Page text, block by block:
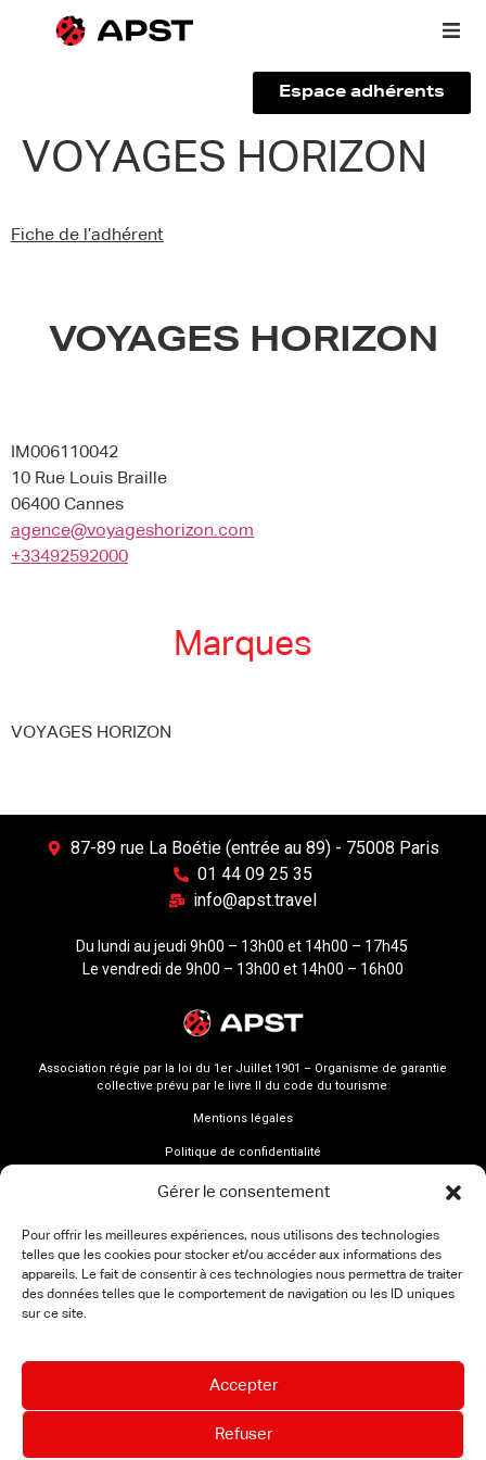
Gérer le consentement
Pour offrir les meilleures expériences, nous utilisons des technologies
telles que les cookies pour stocker et/ou accéder aux informations des
appareils. Le fait de consentir à ces technologies nous permettra de traiter
des données telles que le comportement de navigation ou les ID uniques
sur ce site.
Accepter
Refuser
Qui sommes-nous ?
Espace adhérents
VOYAGES HORIZON
Fiche de l’adhérent
VOYAGES HORIZON
IM006110042
10 Rue Louis Braille
06400 Cannes
agence@voyageshorizon.com
+33492592000
Marques
VOYAGES HORIZON
87-89 rue La Boétie (entrée au 89) - 75008 Paris
01 44 09 25 35
info@apst.travel
Du lundi au jeudi 9h00 – 13h00 et 14h00 – 17h45
Le vendredi de 9h00 – 13h00 et 14h00 – 16h00
Association régie par la loi du 1er Juillet 1901 – Organisme de garantie
collective prévu par le livre II du code du tourisme
Mentions légales
Politique de confidentialité